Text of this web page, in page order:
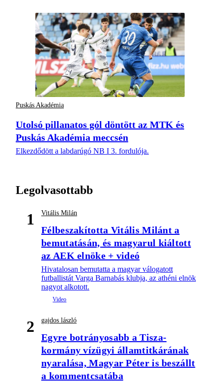
Puskás Akadémia
Utolsó pillanatos gól döntött az MTK és
Puskás Akadémia meccsén
Elkezdődött a labdarúgó NB I 3. fordulója.
Legolvasottabb
1 Vitális Milán
Félbeszakította Vitális Milánt a
bemutatásán, és magyarul kiáltott
az AEK elnöke + videó
Hivatalosan bemutatta a magyar válogatott
futballistát Varga Barnabás klubja, az athéni elnök
nagyot alkotott.
2 gajdos lászló
Egyre botrányosabb a Tisza-
kormány vízügyi államtitkárának
nyaralása, Magyar Péter is beszállt
a kommentcsatába